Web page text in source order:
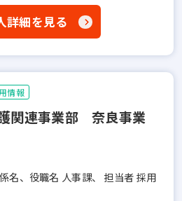
詳細を見る
情報
関連事業部 奈良事業
名、役職名 人事課、 担当者 採用